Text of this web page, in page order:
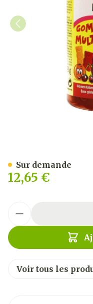
12,65 €
Sur demande
Voir tous les